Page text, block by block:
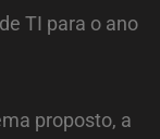
TI para o ano
proposto, a